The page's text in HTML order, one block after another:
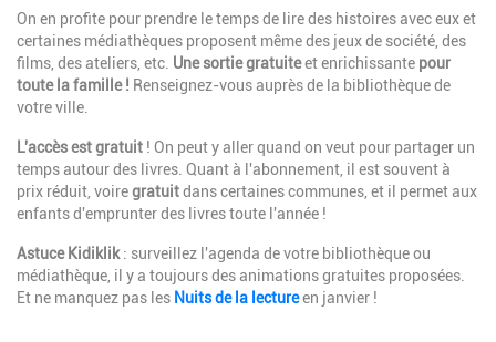
On en profite pour prendre le temps de lire des histoires avec eux et
certaines médiathèques proposent même des jeux de société, des
films, des ateliers, etc. Une sortie gratuiteet enrichissante pour
toute la famille ! Renseignez-vous auprès de la bibliothèque de
votre ville.
L'accès est gratuit ! On peut y aller quand on veut pour partager un
temps autour des livres. Quant à l'abonnement, il est souvent à
prix réduit, voiregratuitdans certaines communes, et il permet aux
enfants d'emprunter des livres toute l'année !
Astuce Kidiklik: surveillez l'agenda de votre bibliothèque ou
médiathèque, il y a toujours des animations gratuites proposées.
Et ne manquez pas les Nuits de la lectureen janvier !